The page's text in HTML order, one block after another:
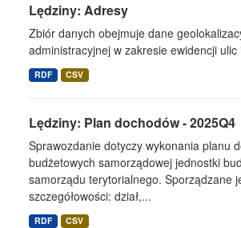
Lędziny: Adresy
Zbiór danych obejmuje dane
administracyjnej w zakresie ewidencji ulic
RDF CSV
Lędziny: Plan dochodów - 2025Q4
Sprawozdanie dotyczy wykonania planu
budżetowych samorządowej jednostki
samorządu terytorialnego. Sporządzane
szczegółowości: dział,...
RDF CSV